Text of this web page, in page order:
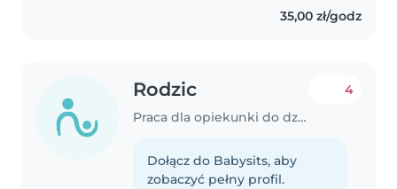
35,00 zł/godz
Rodzic
Praca dla opiekunki do dziecka w Dąbrowa Górnicza
4
Dołącz do Babysits, aby
zobaczyć pełny profil.